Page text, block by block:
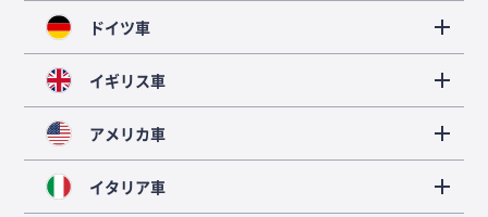
ドイツ車
イギリス車
アメリカ車
イタリア車